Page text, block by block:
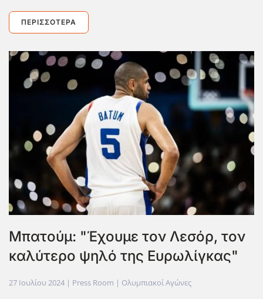
ΠΕΡΙΣΣΌΤΕΡΑ
Μπατούμ: "Έχουμε τον Λεσόρ, τον
καλύτερο ψηλό της Ευρωλίγκας"
27 Ιουλίου 2024 | Press Room | Ολυμπιακοί Αγώνες